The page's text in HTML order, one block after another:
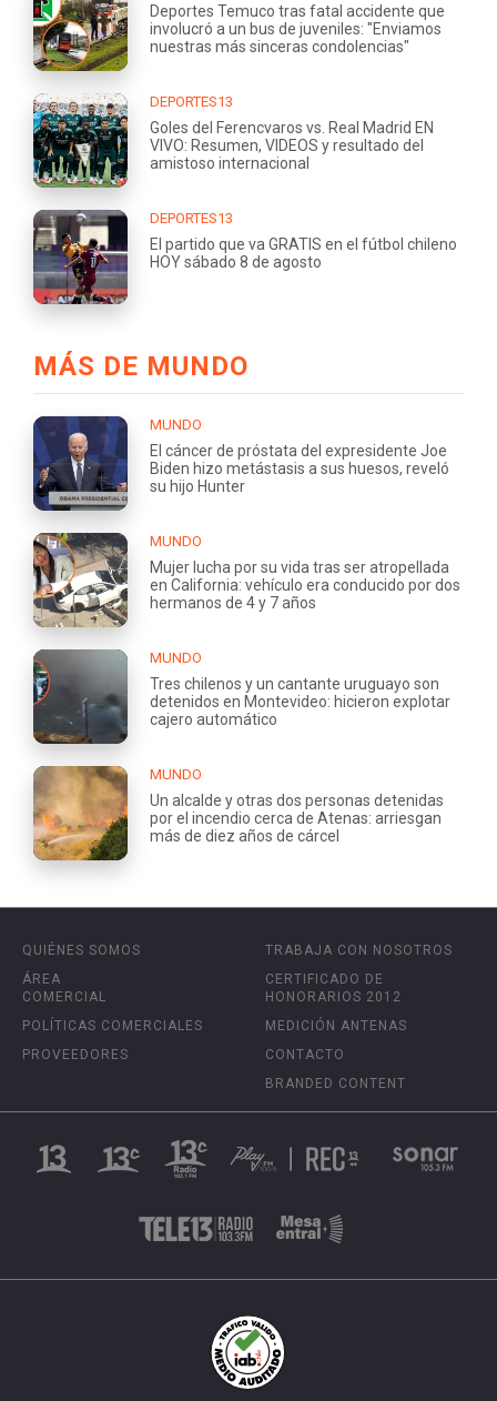
Deportes Temuco tras fatal accidente que
involucró a un bus de juveniles: "Enviamos
nuestras más sinceras condolencias"
DEPORTES13
Goles del Ferencvaros vs. Real Madrid EN
VIVO: Resumen, VIDEOS y resultado del
amistoso internacional
DEPORTES13
El partido que va GRATIS en el fútbol chileno
HOY sábado 8 de agosto
MÁS DE MUNDO
MUNDO
El cáncer de próstata del expresidente Joe
Biden hizo metástasis a sus huesos, reveló
su hijo Hunter
MUNDO
Mujer lucha por su vida tras ser atropellada
en California: vehículo era conducido por dos
hermanos de 4 y 7 años
MUNDO
Tres chilenos y un cantante uruguayo son
detenidos en Montevideo: hicieron explotar
cajero automático
MUNDO
Un alcalde y otras dos personas detenidas
por el incendio cerca de Atenas: arriesgan
más de diez años de cárcel
QUIÉNES SOMOS
ÁREA
COMERCIAL
POLÍTICAS COMERCIALES
PROVEEDORES
TRABAJA CON NOSOTROS
CERTIFICADO DE
HONORARIOS 2012
MEDICIÓN ANTENAS
CONTACTO
BRANDED CONTENT